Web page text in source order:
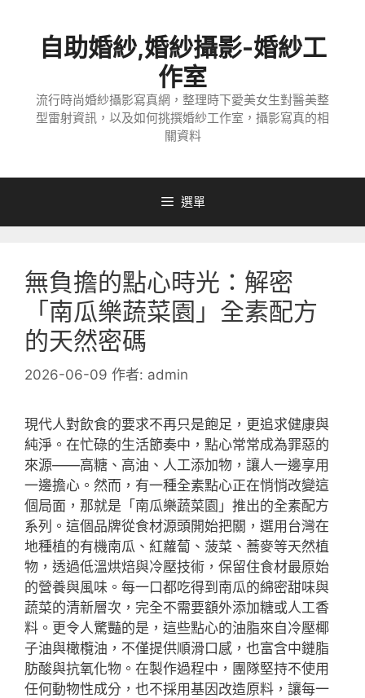
自助婚紗,婚紗攝影-婚紗工
作室
流行時尚婚紗攝影寫真網，整理時下愛美女生對醫美整
型雷射資訊，以及如何挑撰婚紗工作室，攝影寫真的相
關資料
選單
無負擔的點心時光：解密
「南瓜樂蔬菜園」全素配方
的天然密碼
2026-06-09 作者: admin
現代人對飲食的要求不再只是飽足，更追求健康與
純淨。在忙碌的生活節奏中，點心常常成為罪惡的
來源——高糖、高油、人工添加物，讓人一邊享用
一邊擔心。然而，有一種全素點心正在悄悄改變這
個局面，那就是「南瓜樂蔬菜園」推出的全素配方
系列。這個品牌從食材源頭開始把關，選用台灣在
地種植的有機南瓜、紅蘿蔔、菠菜、蕎麥等天然植
物，透過低溫烘焙與冷壓技術，保留住食材最原始
的營養與風味。每一口都吃得到南瓜的綿密甜味與
蔬菜的清新層次，完全不需要額外添加糖或人工香
料。更令人驚豔的是，這些點心的油脂來自冷壓椰
子油與橄欖油，不僅提供順滑口感，也富含中鏈脂
肪酸與抗氧化物。在製作過程中，團隊堅持不使用
任何動物性成分，也不採用基因改造原料，讓每一